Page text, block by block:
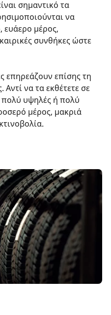
σημαντικό τα
να
ευάερο μέρος,
συνθήκες ώστε
επηρεάζουν επίσης τη
Αντί να τα εκθέτετε σε
πολύ υψηλές ή πολύ
μέρος, μακριά